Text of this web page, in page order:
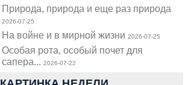
Природа, природа и еще раз природа
2026-07-25
На войне и в мирной жизни2026-07-25
Особая рота, особый почет для
сапера...2026-07-22